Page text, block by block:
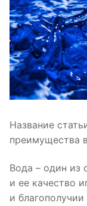
Название
преимущества
Вода – один из
и ее качество
и